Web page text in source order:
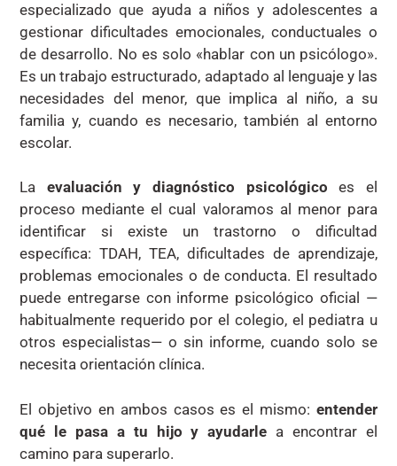
especializado que ayuda a niños y adolescentes a
gestionar dificultades emocionales, conductuales o
de desarrollo. No es solo «hablar con un psicólogo».
Es un trabajo estructurado, adaptado al lenguaje y las
necesidades del menor, que implica al niño, a su
familia y, cuando es necesario, también al entorno
escolar.
La evaluación y diagnóstico psicológico es el
proceso mediante el cual valoramos al menor para
identificar si existe un trastorno o dificultad
específica: TDAH, TEA, dificultades de aprendizaje,
problemas emocionales o de conducta. El resultado
puede entregarse con informe psicológico oficial —
habitualmente requerido por el colegio, el pediatra u
otros especialistas— o sin informe, cuando solo se
necesita orientación clínica.
El objetivo en ambos casos es el mismo: entender
qué le pasa a tu hijo y ayudarle a encontrar el
camino para superarlo.